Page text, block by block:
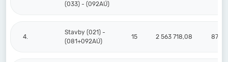
(033) - (092AÚ)
4.
Stavby (021) -
(081+092AÚ)
15 2 563 718,08 876